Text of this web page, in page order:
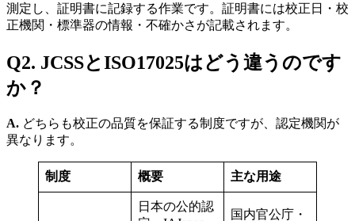
測定し、証明書に記録する作業です。証明書には校正日・校
正機関・標準器の情報・不確かさが記載されます。
Q2. JCSSとISO17025はどう違うのです
か？
A. どちらも校正の品質を保証する制度ですが、認定機関が
異なります。
制度 概要 主な用途
日本の公的認
国内官公庁・